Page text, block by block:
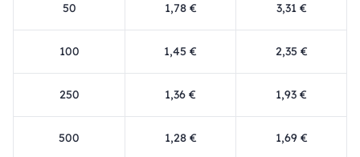
50 1,78 € 3,31 €
100 1,45 € 2,35 €
250 1,36 € 1,93 €
500 1,28 € 1,69 €